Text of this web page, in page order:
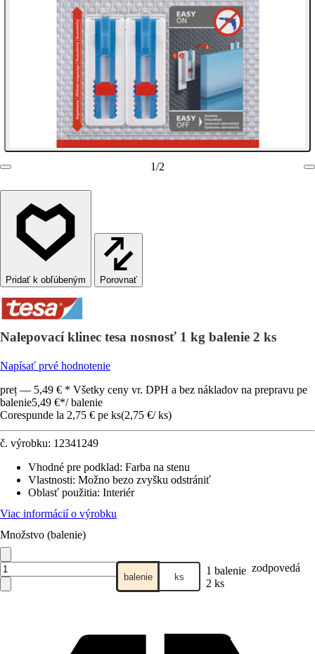
1/2
Porovnať
Nalepovací klinec tesa nosnosť 1 kg balenie 2 ks
Napísať prvé hodnotenie
preț — 5,49 € * Všetky ceny vr. DPH a bez nákladov na prepravu pe
balenie5,49 €*/ balenie
Corespunde la 2,75 € pe ks(2,75 €/ ks)
č. výrobku: 12341249
Vhodné pre podklad: Farba na stenu
Vlastnosti: Možno bezo zvyšku odstrániť
Oblasť použitia: Interiér
Viac informácií o výrobku
Množstvo (balenie)
balenie ks 1 balenie zodpovedá
2 ks